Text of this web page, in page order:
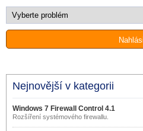
Nejnovější v kategorii
Windows 7 Firewall Control 4.1
Rozšíření systémového firewallu.